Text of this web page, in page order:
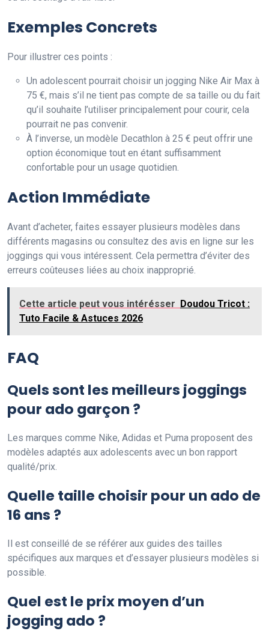
Exemples Concrets
Pour illustrer ces points :
Un adolescent pourrait choisir un jogging Nike Air Max à
75 €, mais s’il ne tient pas compte de sa taille ou du fait
qu’il souhaite l’utiliser principalement pour courir, cela
pourrait ne pas convenir.
À l’inverse, un modèle Decathlon à 25 € peut offrir une
option économique tout en étant suffisamment
confortable pour un usage quotidien.
Action Immédiate
Avant d’acheter, faites essayer plusieurs modèles dans
différents magasins ou consultez des avis en ligne sur les
joggings qui vous intéressent. Cela permettra d’éviter des
erreurs coûteuses liées au choix inapproprié.
Cette article peut vous intérésser Doudou Tricot :
Tuto Facile & Astuces 2026
FAQ
Quels sont les meilleurs joggings
pour ado garçon ?
Les marques comme Nike, Adidas et Puma proposent des
modèles adaptés aux adolescents avec un bon rapport
qualité/prix.
Quelle taille choisir pour un ado de
16 ans ?
Il est conseillé de se référer aux guides des tailles
spécifiques aux marques et d’essayer plusieurs modèles si
possible.
Quel est le prix moyen d’un
jogging ado ?